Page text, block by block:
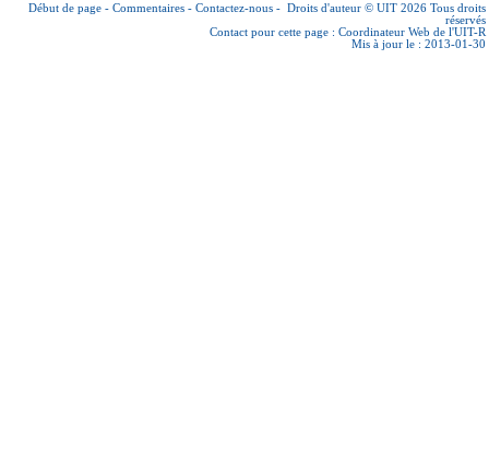
Début de page - Commentaires - Contactez-nous - Droits d'auteur © UIT 2026 Tous droits
réservés
Contact pour cette page : Coordinateur Web de l'UIT-R
Mis à jour le : 2013-01-30